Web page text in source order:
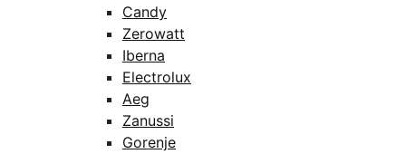
Candy
Zerowatt
Iberna
Electrolux
Aeg
Zanussi
Gorenje